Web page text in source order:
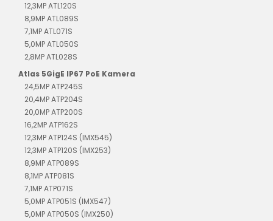
12,3MP ATL120S
8,9MP ATL089S
7,1MP ATL071S
5,0MP ATL050S
2,8MP ATL028S
Atlas 5GigE IP67 PoE Kamera
24,5MP ATP245S
20,4MP ATP204S
20,0MP ATP200S
16,2MP ATP162S
12,3MP ATP124S (IMX545)
12,3MP ATP120S (IMX253)
8,9MP ATP089S
8,1MP ATP081S
7,1MP ATP071S
5,0MP ATP051S (IMX547)
5,0MP ATP050S (IMX250)